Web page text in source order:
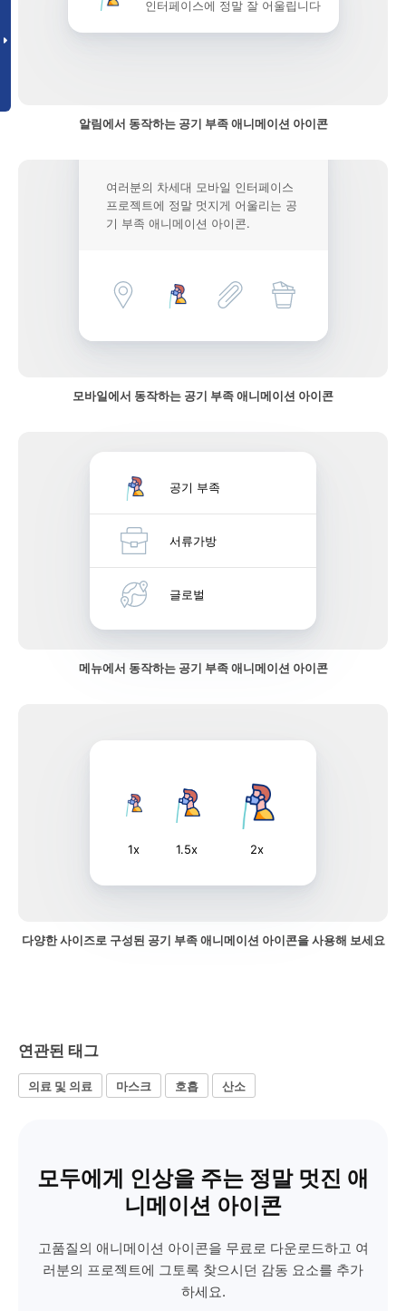
인터페이스에 정말 잘 어울립니다
알림에서 동작하는 공기 부족 애니메이션 아이콘
여러분의 차세대 모바일 인터페이스
프로젝트에 정말 멋지게 어울리는 공
기 부족 애니메이션 아이콘.
모바일에서 동작하는 공기 부족 애니메이션 아이콘
공기 부족
서류가방
글로벌
메뉴에서 동작하는 공기 부족 애니메이션 아이콘
1x 1.5x 2x
다양한 사이즈로 구성된 공기 부족 애니메이션 아이콘을 사용해 보세요
연관된 태그
의료 및 의료 마스크 호흡 산소
모두에게 인상을 주는 정말 멋진 애
니메이션 아이콘
고품질의 애니메이션 아이콘을 무료로 다운로드하고 여
러분의 프로젝트에 그토록 찾으시던 감동 요소를 추가
하세요.